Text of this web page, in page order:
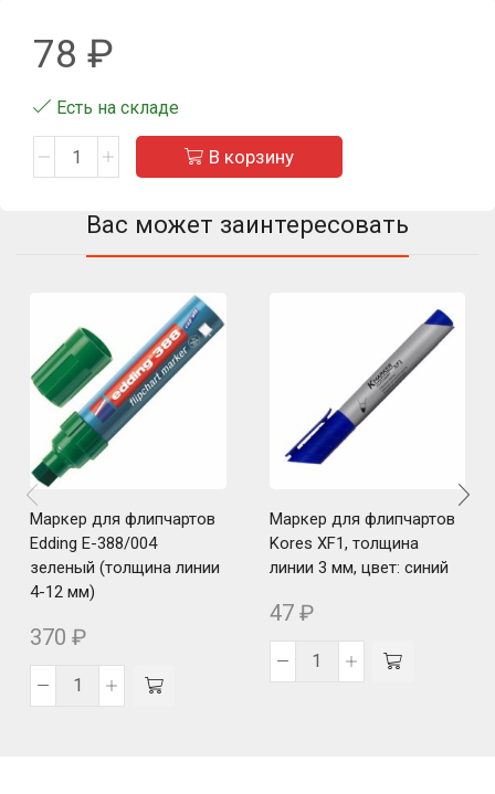
78 ₽
Есть на складе
В корзину
Вас может заинтересовать
Маркер для флипчартов
Edding E-388/004
зеленый (толщина линии
4-12 мм)
370 ₽
Маркер для флипчартов
Kores XF1, толщина
линии 3 мм, цвет: синий
47 ₽